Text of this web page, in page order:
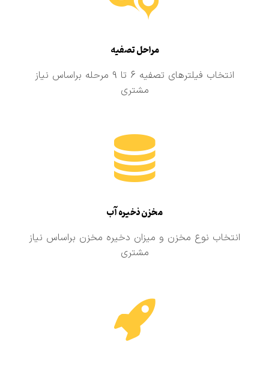
مراحل تصفیه
انتخاب فیلترهای تصفیه 6 تا 9 مرحله براساس نیاز
مشتری
مخزن ذخیره آب
انتخاب نوع مخزن و میزان دخیره مخزن براساس نیاز
مشتری